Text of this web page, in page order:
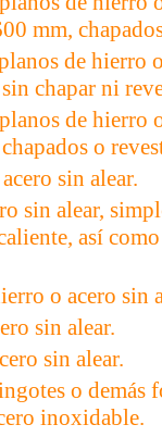
mm,
de hierro
chapar ni
de hierro
o
sin alear.
sin alear,
así
o acero sin
sin alear.
sin alear.
o demás
inoxidable.